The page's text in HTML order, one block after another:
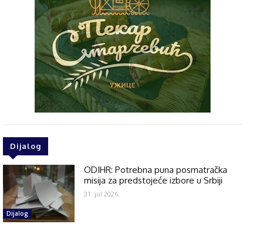
Dijalog
Dijalog
ODIHR: Potrebna puna posmatračka
misija za predstojeće izbore u Srbiji
31. jul 2026.